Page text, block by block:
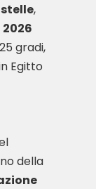
stelle
2026
Egitto
della